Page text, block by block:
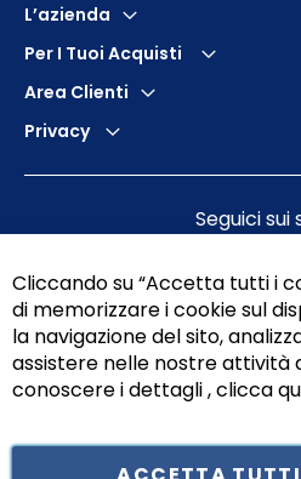
L’azienda
Per I Tuoi Acquisti
Area Clienti
Privacy
Seguici sui
Cliccando su “Accetta tutti i
di memorizzare i cookie sul
la navigazione del sito,
assistere nelle nostre attività
conoscere i dettagli , clicca